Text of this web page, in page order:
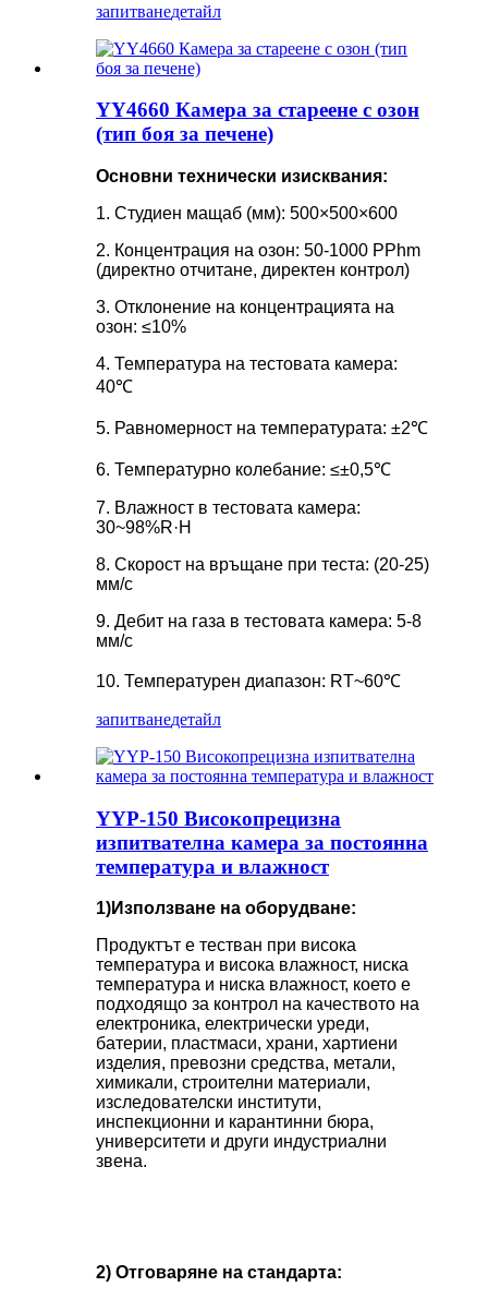
запитванедетайл
YY4660 Камера за стареене с озон
(тип боя за печене)
Основни технически изисквания:
1. Студиен мащаб (мм): 500×500×600
2. Концентрация на озон: 50-1000 PPhm
(директно отчитане, директен контрол)
3. Отклонение на концентрацията на
озон: ≤10%
4. Температура на тестовата камера:
40℃
5. Равномерност на температурата: ±2℃
6. Температурно колебание: ≤±0,5℃
7. Влажност в тестовата камера:
30~98%R·H
8. Скорост на връщане при теста: (20-25)
мм/с
9. Дебит на газа в тестовата камера: 5-8
мм/с
10. Температурен диапазон: RT~60℃
запитванедетайл
YYP-150 Високопрецизна
изпитвателна камера за постоянна
температура и влажност
1)Използване на оборудване:
Продуктът е тестван при висока
температура и висока влажност, ниска
температура и ниска влажност, което е
подходящо за контрол на качеството на
електроника, електрически уреди,
батерии, пластмаси, храни, хартиени
изделия, превозни средства, метали,
химикали, строителни материали,
изследователски институти,
инспекционни и карантинни бюра,
университети и други индустриални
звена.
2) Отговаряне на стандарта: